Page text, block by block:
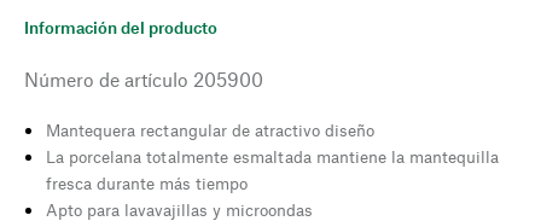
Información del producto
Número de artículo 205900
Mantequera rectangular de atractivo diseño
La porcelana totalmente esmaltada mantiene la mantequilla
fresca durante más tiempo
Apto para lavavajillas y microondas